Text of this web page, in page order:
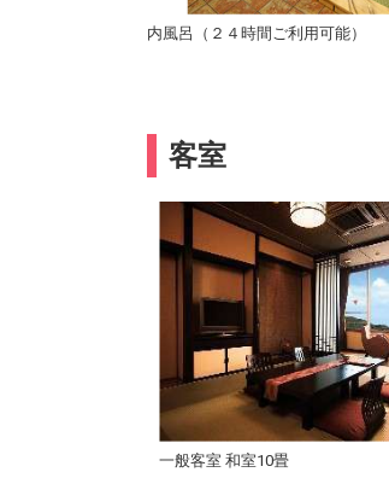
内風呂（２４時間ご利用可能）
客室
一般客室 和室10畳